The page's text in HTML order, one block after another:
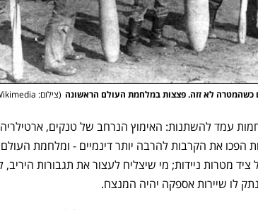
כשהמטרה לא זזה. פצצות במלחמת העולם הראשונה (צילום: Wikimedia
לו שיירות אספקה יהיה המנצח.